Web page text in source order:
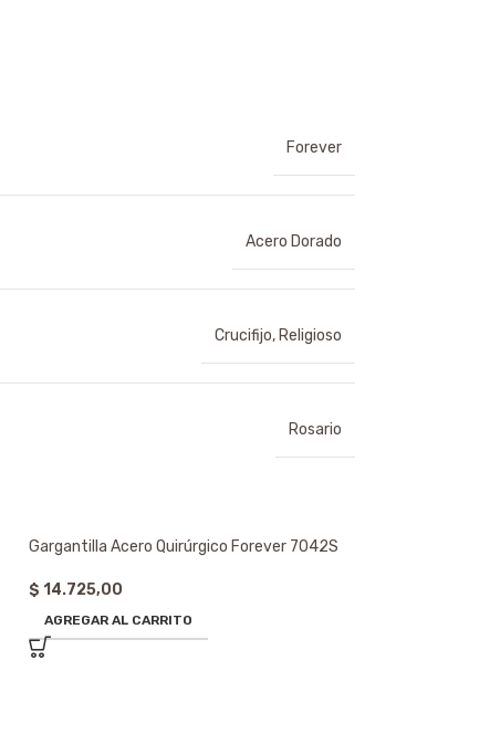
Forever
Acero Dorado
Crucifijo, Religioso
Rosario
Gargantilla Acero Quirúrgico Forever 7042S
$ 14.725,00
AGREGAR AL CARRITO